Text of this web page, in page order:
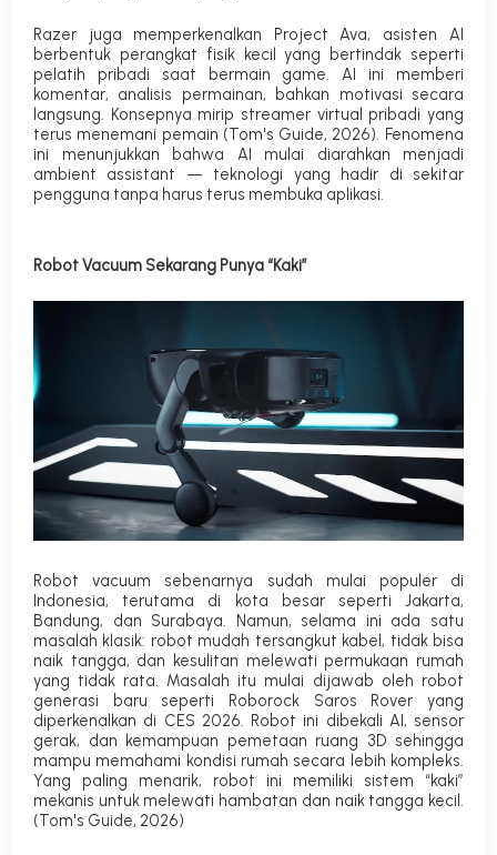
Razer juga memperkenalkan Project Ava, asisten AI
berbentuk perangkat fisik kecil yang bertindak seperti
pelatih pribadi saat bermain game. AI ini memberi
komentar, analisis permainan, bahkan motivasi secara
langsung. Konsepnya mirip streamer virtual pribadi yang
terus menemani pemain (Tom's Guide, 2026). Fenomena
ini menunjukkan bahwa AI mulai diarahkan menjadi
ambient assistant — teknologi yang hadir di sekitar
pengguna tanpa harus terus membuka aplikasi.
Robot Vacuum Sekarang Punya “Kaki”
Robot vacuum sebenarnya sudah mulai populer di
Indonesia, terutama di kota besar seperti Jakarta,
Bandung, dan Surabaya. Namun, selama ini ada satu
masalah klasik: robot mudah tersangkut kabel, tidak bisa
naik tangga, dan kesulitan melewati permukaan rumah
yang tidak rata. Masalah itu mulai dijawab oleh robot
generasi baru seperti Roborock Saros Rover yang
diperkenalkan di CES 2026. Robot ini dibekali AI, sensor
gerak, dan kemampuan pemetaan ruang 3D sehingga
mampu memahami kondisi rumah secara lebih kompleks.
Yang paling menarik, robot ini memiliki sistem “kaki”
mekanis untuk melewati hambatan dan naik tangga kecil.
(Tom's Guide, 2026)